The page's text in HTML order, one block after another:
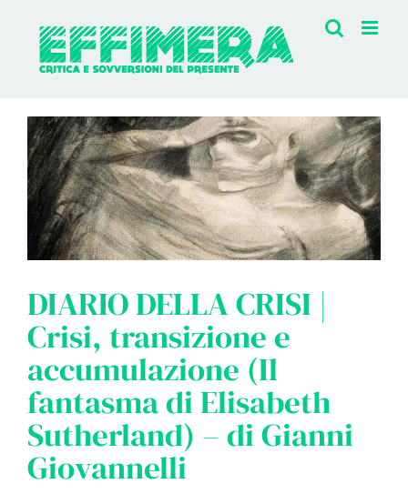
contenuto
DIARIO DELLA CRISI |
Crisi, transizione e
accumulazione (Il
fantasma di Elisabeth
Sutherland) – di Gianni
Giovannelli